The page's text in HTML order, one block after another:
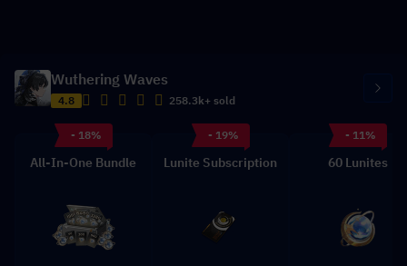
Wuthering Waves
4.8 258.3k+ sold
- 18%
All-In-One Bundle
- 19%
Lunite Subscription
- 11%
60 Lunites